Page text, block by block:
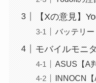
【Xの意見】
バッテリー
モバイルモニ
ASUS【A
INNOCN【